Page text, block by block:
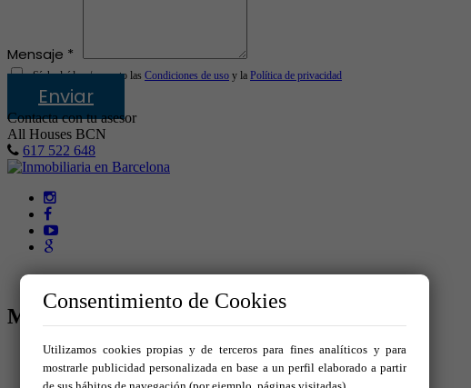
Mensaje *
Sí, he leído y/o acepto las Condiciones de uso y la Política de privacidad
Enviar
Contacta con tu asesor
All Houses BCN
617 522 648
MENÚ
Inicio
Comprar
Consentimiento de Cookies
Utilizamos cookies propias y de terceros para fines analíticos y para
mostrarle publicidad personalizada en base a un perfil elaborado a partir